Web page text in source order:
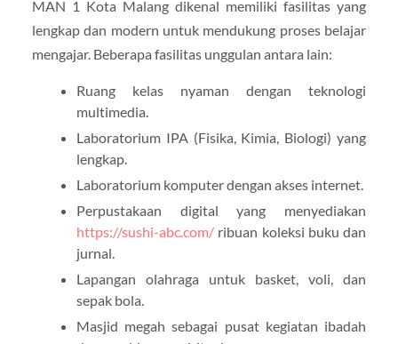
MAN 1 Kota Malang dikenal memiliki fasilitas yang
lengkap dan modern untuk mendukung proses belajar
mengajar. Beberapa fasilitas unggulan antara lain:
Ruang kelas nyaman dengan teknologi
multimedia.
Laboratorium IPA (Fisika, Kimia, Biologi) yang
lengkap.
Laboratorium komputer dengan akses internet.
Perpustakaan digital yang menyediakan
https://sushi-abc.com/ribuan koleksi buku dan
jurnal.
Lapangan olahraga untuk basket, voli, dan
sepak bola.
Masjid megah sebagai pusat kegiatan ibadah